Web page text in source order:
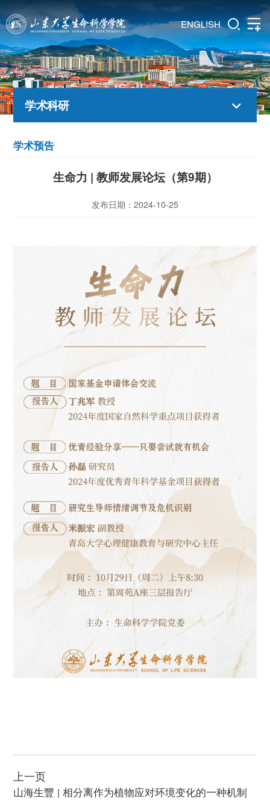
ENGLISH
学术科研
学术预告
生命力 | 教师发展论坛（第9期）
发布日期：2024-10-25
上一页
山海生豐 | 相分离作为植物应对环境变化的一种机制